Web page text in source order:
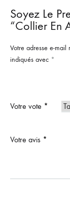
Soyez Le
“Collier En
Votre adresse e-
indiqués avec *
Votre vote *
Votre avis *